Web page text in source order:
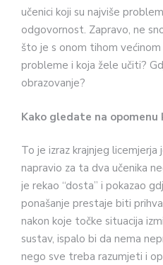
učenici koji su najviše
odgovornost. Zapravo, ne
što je s onom tihom
probleme i koja žele učiti?
obrazovanje?
Kako gledate na opomenu
To je izraz krajnjeg licemjerja
napravio za ta dva učenika
je rekao “dosta” i pokazao
ponašanje prestaje biti
nakon koje točke situacija
sustav, ispalo bi da nema
nego sve treba razumjeti i